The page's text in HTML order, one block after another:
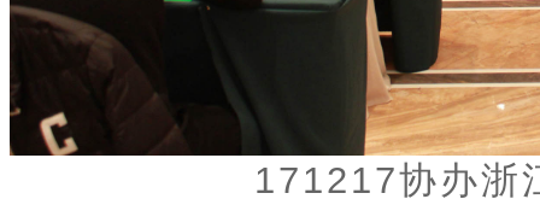
171217协办浙